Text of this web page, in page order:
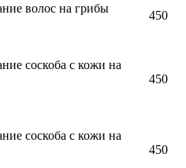
волос на грибы
450
соскоба с кожи на
450
соскоба с кожи на
450